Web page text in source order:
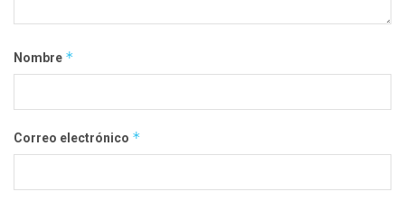
Nombre *
Correo electrónico *